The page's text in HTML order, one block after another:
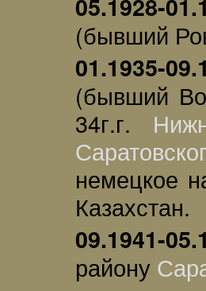
05.1928-
(бывший
01.1935-
(бывший
34г.г.
немецкое
Казахстан.
09.1941-
району